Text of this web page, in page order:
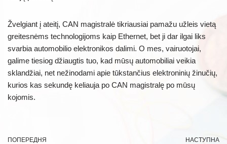
Žvelgiant į ateitį, CAN magistralė tikriausiai pamažu užleis vietą
greitesnėms technologijoms kaip Ethernet, bet ji dar ilgai liks
svarbia automobilio elektronikos dalimi. O mes, vairuotojai,
galime tiesiog džiaugtis tuo, kad mūsų automobiliai veikia
sklandžiai, net nežinodami apie tūkstančius elektroninių žinučių,
kurios kas sekundę keliauja po CAN magistralę po mūsų
kojomis.
ПОПЕРЕДНЯ НАСТУПНА